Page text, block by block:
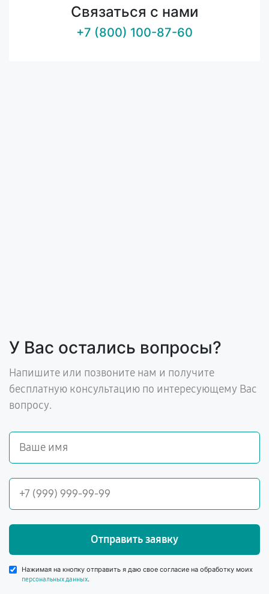
Связаться с нами
+7 (800) 100-87-60
У Вас остались вопросы?
Напишите или позвоните нам и получите
бесплатную консультацию по интересующему Вас
вопросу.
Отправить заявку
Нажимая на кнопку отправить я даю свое согласие на обработку моих
персональных данных.